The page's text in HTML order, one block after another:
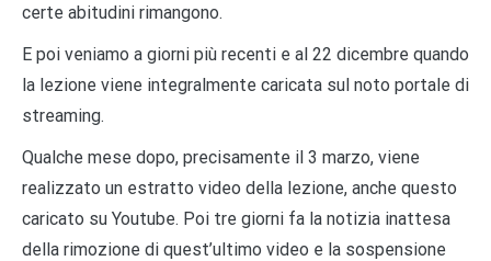
certe abitudini rimangono.
E poi veniamo a giorni più recenti e al 22 dicembre quando
la lezione viene integralmente caricata sul noto portale di
streaming.
Qualche mese dopo, precisamente il 3 marzo, viene
realizzato un estratto video della lezione, anche questo
caricato su Youtube. Poi tre giorni fa la notizia inattesa
della rimozione di quest’ultimo video e la sospensione